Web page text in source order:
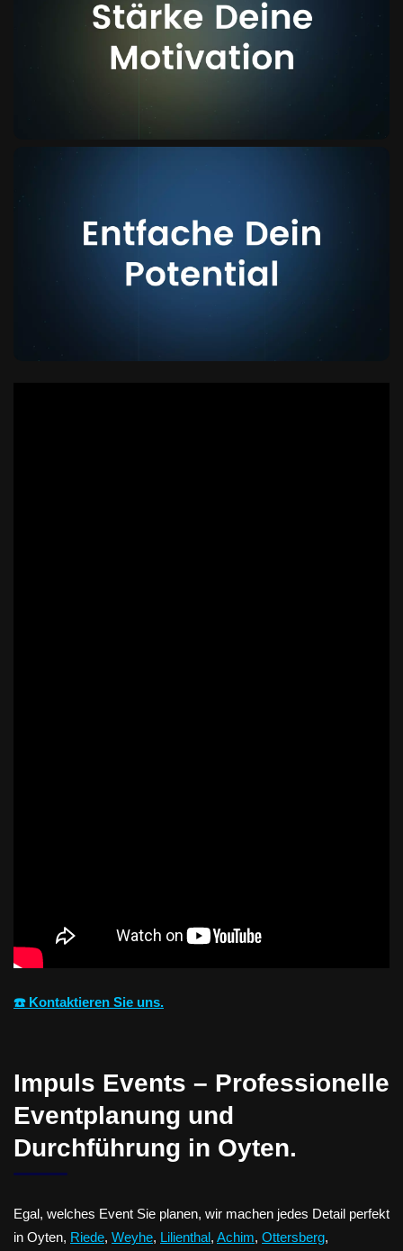
☎️ Kontaktieren Sie uns.
Impuls Events – Professionelle
Eventplanung und
Durchführung in Oyten.
Egal, welches Event Sie planen, wir machen jedes Detail perfekt
in Oyten, Riede, Weyhe, Lilienthal, Achim, Ottersberg,